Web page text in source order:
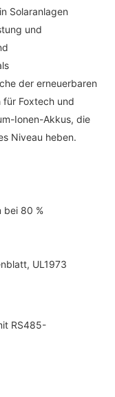
Solaranlagen
und
der erneuerbaren
für Foxtech und
Ionen-Akkus, die
Niveau heben.
bei 80 %
UL1973